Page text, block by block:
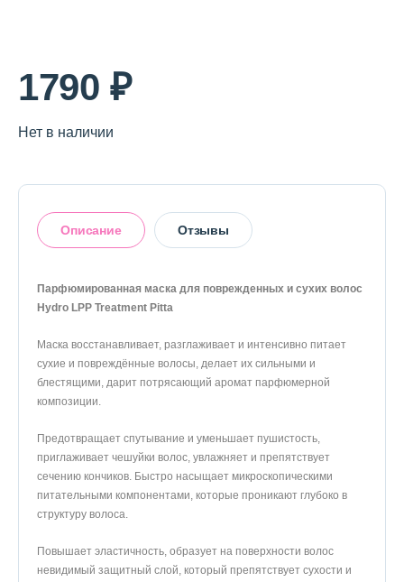
1790 ₽
Нет в наличии
Описание Отзывы
Парфюмированная маска для поврежденных и сухих волос
Hydro LPP Treatment Pitta
Маска восстанавливает, разглаживает и интенсивно питает
сухие и повреждённые волосы, делает их сильными и
блестящими, дарит потрясающий аромат парфюмерной
композиции.
Предотвращает спутывание и уменьшает пушистость,
приглаживает чешуйки волос, увлажняет и препятствует
сечению кончиков. Быстро насыщает микроскопическими
питательными компонентами, которые проникают глубоко в
структуру волоса.
Повышает эластичность, образует на поверхности волос
невидимый защитный слой, который препятствует сухости и